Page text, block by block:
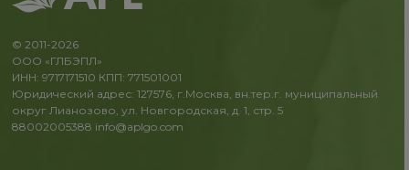
© 2011-2026
ООО «ГЛБЭПЛ»
ИНН: 9717171510 КПП: 771501001
Юридический адрес: 127576, г.Москва, вн.тер.г. муниципальный
округ Лианозово, ул. Новгородская, д. 1, стр. 5
88002005388 info@aplgo.com